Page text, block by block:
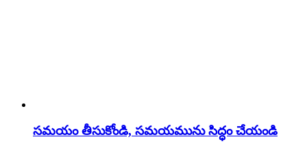
సమయం తీసుకోండి, సమయమును సిద్ధం చేయండి